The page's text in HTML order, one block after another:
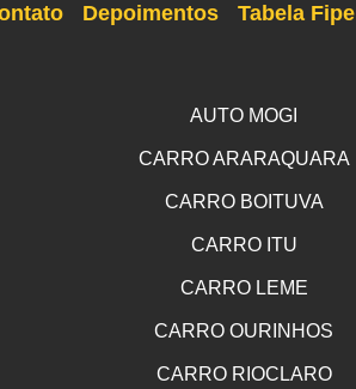
Depoimentos Tabela Fipe
AUTO MOGI
CARRO ARARAQUARA
CARRO BOITUVA
CARRO ITU
CARRO LEME
CARRO OURINHOS
CARRO RIOCLARO